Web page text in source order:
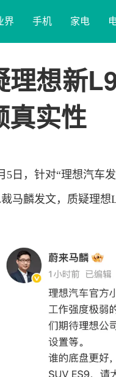
界 手机 家电
理想新
真实性
5日，针对“理想汽车
马麟发文，质疑理想